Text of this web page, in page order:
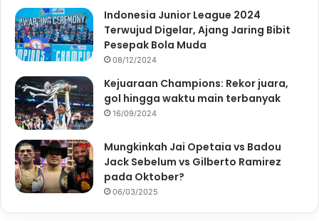
Indonesia Junior League 2024
Terwujud Digelar, Ajang Jaring Bibit
Pesepak Bola Muda
08/12/2024
Kejuaraan Champions: Rekor juara,
gol hingga waktu main terbanyak
16/09/2024
Mungkinkah Jai Opetaia vs Badou
Jack Sebelum vs Gilberto Ramirez
pada Oktober?
06/03/2025